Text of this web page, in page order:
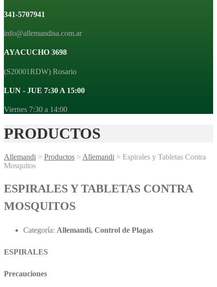
341-5707941
info@allemandisa.com.ar
AYACUCHO 3698
(S20001RDW) Rosario
LUN - JUE 7:30 A 15:00
Viernes 7:30 a 14:00
PRODUCTOS
Allemandi > Productos > Allemandi > Espirales y Tabletas Contra
Mosquitos
ESPIRALES Y TABLETAS CONTRA
MOSQUITOS
Categoría: Allemandi, Control de Plagas
ESPIRALES
Precauciones